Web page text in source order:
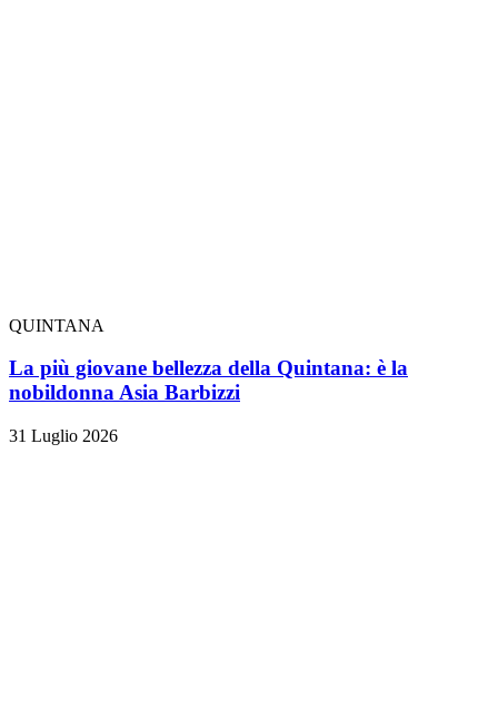
QUINTANA
La più giovane bellezza della Quintana: è la
nobildonna Asia Barbizzi
31 Luglio 2026